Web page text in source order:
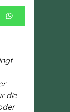
die